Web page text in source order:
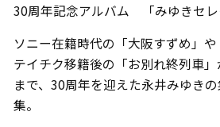
30周年記念アルバム 「みゆきセレ
ソニー在籍時代の「大阪すずめ」や
テイチク移籍後の「お別れ終列車」
まで、30周年を迎えた永井みゆき
集。